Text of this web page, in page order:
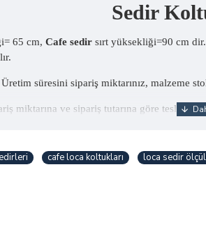
Sedir
65 cm, Cafe sedir sırt yüksekliği=90 cm
süresini sipariş miktarınız, malzeme
miktarına ve sipariş tutarına göre teslimat
cafe loca koltukları loca sedir